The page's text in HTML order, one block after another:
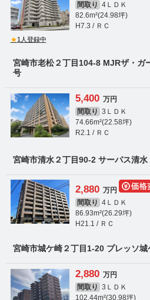
間取り 4ＬＤＫ
82.6m²(24.98坪)
H7.3 / ＲＣ
★1人登録中
宮崎市老松２丁目104-8 MJRザ・ガ
号
5,400 万円
間取り 3ＬＤＫ
74.66m²(22.58坪)
R2.1 / ＲＣ
宮崎市清水２丁目90-2 サーパス清水
2,880 万円
間取り 4ＬＤＫ
86.93m²(26.29坪)
H21.1 / ＲＣ
宮崎市城ケ崎２丁目1-20 プレッソ
2,880 万円
間取り 3ＬＤＫ
102.44m²(30.98坪)